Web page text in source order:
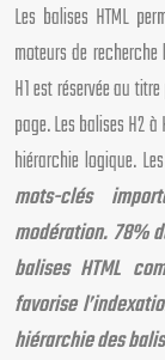
Les balises HTML
moteurs de
H1 est réservée au
page. Les balises H2
hiérarchie logique.
mots-clés
modération. 78%
balises HTML
favorise
hiérarchie des